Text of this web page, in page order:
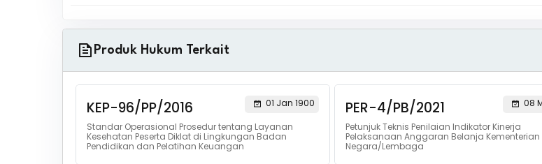
Produk Hukum Terkait
KEP-96/PP/2016
01 Jan 1900
Standar Operasional Prosedur tentang Layanan
Kesehatan Peserta Diklat di Lingkungan Badan
Pendidikan dan Pelatihan Keuangan
PER-4/PB/2021
08
Petunjuk Teknis Penilaian Indikator Kinerja
Pelaksanaan Anggaran Belanja Kementerian
Negara/Lembaga